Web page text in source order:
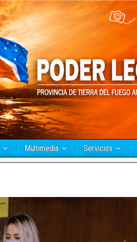
Multimedia Servicios